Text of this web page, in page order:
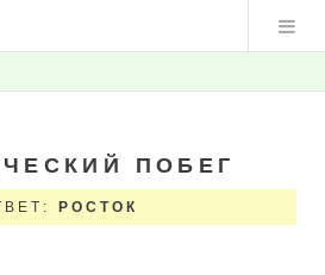
ПОБЕГ
РОСТОК